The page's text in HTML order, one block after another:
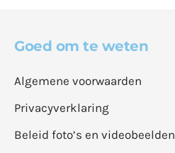
Goed om te weten
Algemene voorwaarden
Privacyverklaring
Beleid foto’s en videobeelden